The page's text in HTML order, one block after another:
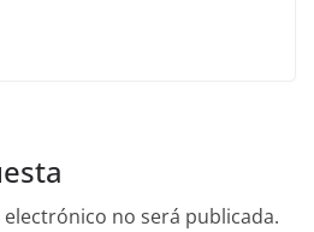
no será publicada.